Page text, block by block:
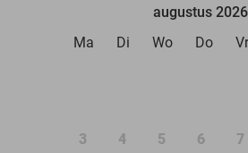
augustus 2026
Ma
Di Wo Do Vr
3 4 5 6 7